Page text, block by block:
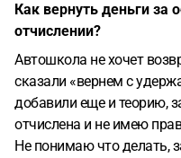
Как вернуть деньги за
отчислении?
Автошкола не хочет
сказали «вернем с
добавили еще и теорию,
отчислена и не имею
Не понимаю что делать,